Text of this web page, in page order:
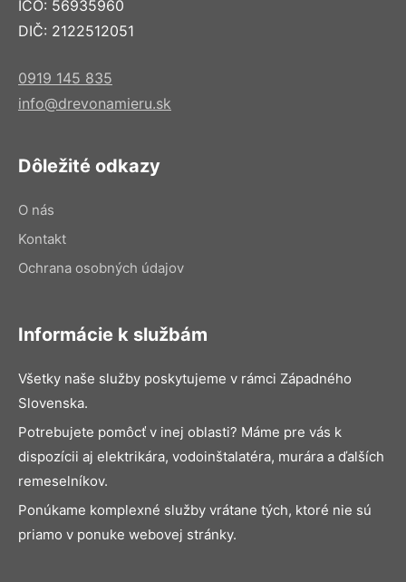
IČO: 56935960
DIČ: 2122512051
0919 145 835
info@drevonamieru.sk
Dôležité odkazy
O nás
Kontakt
Ochrana osobných údajov
Informácie k službám
Všetky naše služby poskytujeme v rámci Západného
Slovenska.
Potrebujete pomôcť v inej oblasti? Máme pre vás k
dispozícii aj elektrikára, vodoinštalatéra, murára a ďalších
remeselníkov.
Ponúkame komplexné služby vrátane tých, ktoré nie sú
priamo v ponuke webovej stránky.